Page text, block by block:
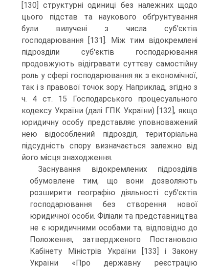
[130] структурні одиниці без належних щодо
цього підстав та наукового обґрунтування
були вилучені з числа суб'єктів
господарювання [131]. Між тим відокремле­ні
підрозділи суб'єктів господарювання
продовжують відігравати суттєву самостійну
роль у сфері господа­рювання як з економічної,
так і з правової точок зору. Наприклад, згідно з
ч. 4 ст. 15 Господарського проце­суального
кодексу України (далі ГПК України) [132], якщо
юридичну особу представляє уповноважений
нею відособлений підрозділ, територіальна
підсуд­ність спору визначається залежно від
його місця зна­ходження.
Заснування відокремлених підрозділів
обумов­лене тим, що вони дозволяють
розширити географію діяльності суб'єктів
господарювання без створення но­вої
юридичної особи. Філіали та представництва
не є юридичними особами та, відповідно до
Положення, затвердженого Постановою
Кабінету Міністрів Украї­ни [133] і Закону
України «Про державну реєстрацію